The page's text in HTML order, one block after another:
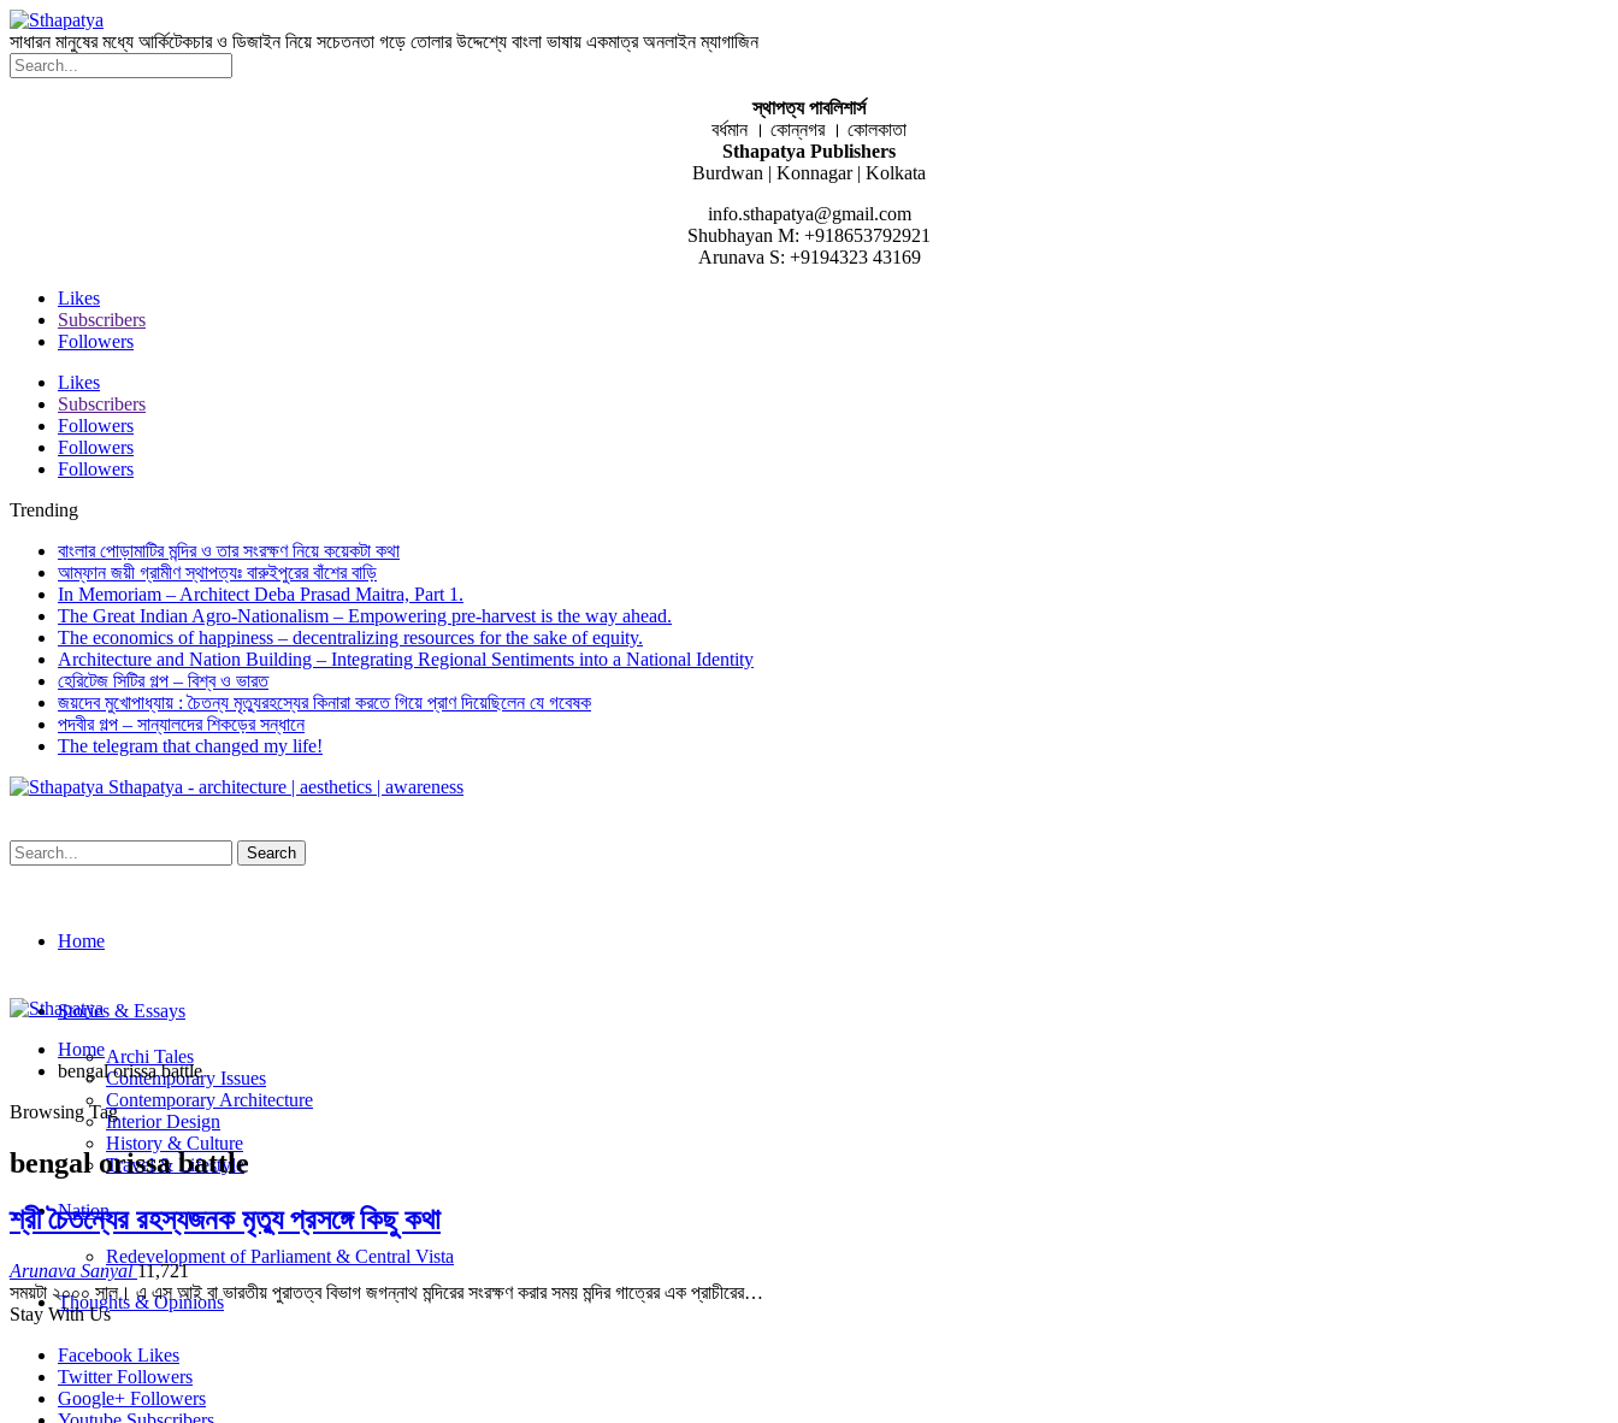
সাধারন মানুষের মধ্যে আর্কিটেকচার ও ডিজাইন নিয়ে সচেতনতা গড়ে তোলার উদ্দেশ্যে বাংলা ভাষায় একমাত্র অনলাইন ম্যাগাজিন
স্থাপত্য পাবলিশার্স
বর্ধমান । কোন্নগর । কোলকাতা
Sthapatya Publishers
Burdwan | Konnagar | Kolkata
info.sthapatya@gmail.com
Shubhayan M: +918653792921
Arunava S: +9194323 43169
Likes
Subscribers
Followers
Likes
Subscribers
Followers
Followers
Followers
Trending
বাংলার পোড়ামাটির মন্দির ও তার সংরক্ষণ নিয়ে কয়েকটা কথা
আম্ফান জয়ী গ্রামীণ স্থাপত্যঃ বারুইপুরের বাঁশের বাড়ি
In Memoriam – Architect Deba Prasad Maitra, Part 1.
The Great Indian Agro-Nationalism – Empowering pre-harvest is the way ahead.
The economics of happiness – decentralizing resources for the sake of equity.
Architecture and Nation Building – Integrating Regional Sentiments into a National Identity
হেরিটেজ সিটির গল্প – বিশ্ব ও ভারত
জয়দেব মুখোপাধ্যায় : চৈতন্য মৃত্যুরহস্যের কিনারা করতে গিয়ে প্রাণ দিয়েছিলেন যে গবেষক
পদবীর গল্প – সান্যালদের শিকড়ের সন্ধানে
The telegram that changed my life!
Sthapatya - architecture | aesthetics | awareness
Home
Stories & Essays
Archi Tales
Contemporary Issues
Contemporary Architecture
Interior Design
History & Culture
Travel & Lifestyle
Nation
Redevelopment of Parliament & Central Vista
Thoughts & Opinions
Home
bengal orissa battle
Browsing Tag
bengal orissa battle
শ্রী চৈতন্যের রহস্যজনক মৃত্যু প্রসঙ্গে কিছু কথা
Arunava Sanyal11,721
সময়টা ২০০০ সাল। এ এস আই বা ভারতীয় পুরাতত্ব বিভাগ জগন্নাথ মন্দিরের সংরক্ষণ করার সময় মন্দির গাত্রের এক প্রাচীরের…
Stay With Us
Facebook Likes
Twitter Followers
Google+ Followers